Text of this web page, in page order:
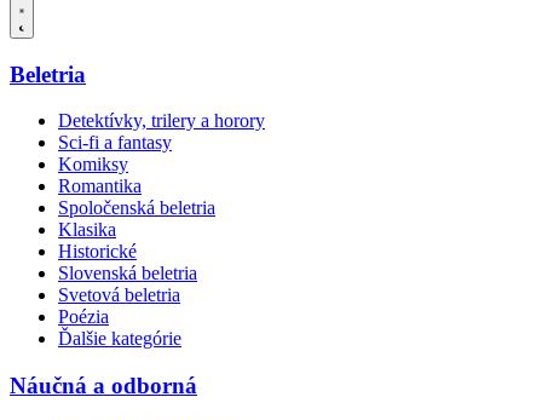
Beletria
Detektívky, trilery a horory
Sci-fi a fantasy
Komiksy
Romantika
Spoločenská beletria
Klasika
Historické
Slovenská beletria
Svetová beletria
Poézia
Ďalšie kategórie
Náučná a odborná